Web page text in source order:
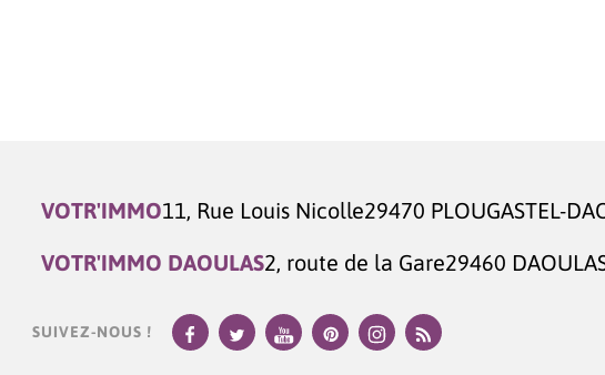
VOTR'IMMO DAOULAS2, route de la Gare29460
VOTR'IMMO11, Rue Louis Nicolle29470 PLOUGASTEL-
SUIVEZ-NOUS !